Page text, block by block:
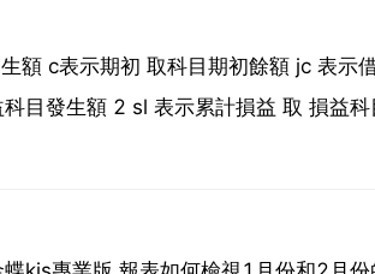
額 c表示期初 取科目期初餘額 jc 表示
目發生額 2 sl 表示累計損益 取 損益科